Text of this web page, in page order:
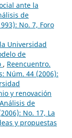
ante la
de
No. 7, Foro
Universidad
de
, Reencuentro.
Núm. 44 (2006):
y renovación
de
No. 17, La
y propuestas